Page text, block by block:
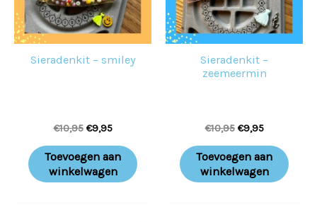
Sieradenkit – smiley
€10,95 €9,95
Toevoegen aan
winkelwagen
Sieradenkit –
zeemeermin
€10,95 €9,95
Toevoegen aan
winkelwagen